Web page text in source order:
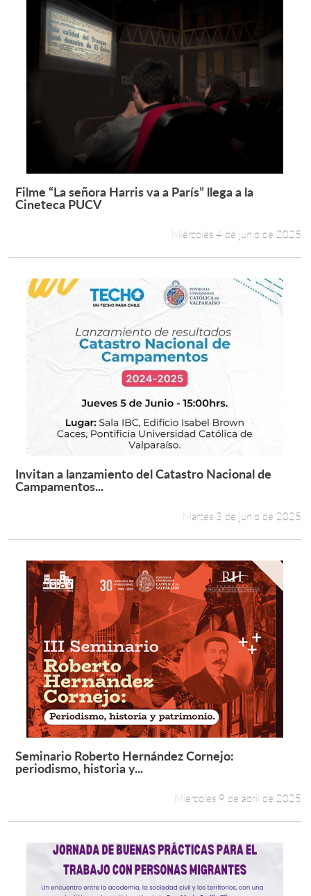
Leer más +
Filme “La señora Harris va a París” llega a la
Cineteca PUCV
Miércoles 4 de junio de 2025
Leer más +
Invitan a lanzamiento del Catastro Nacional de
Campamentos...
Martes 3 de junio de 2025
Leer más +
Seminario Roberto Hernández Cornejo:
periodismo, historia y...
Miércoles 9 de abril de 2025